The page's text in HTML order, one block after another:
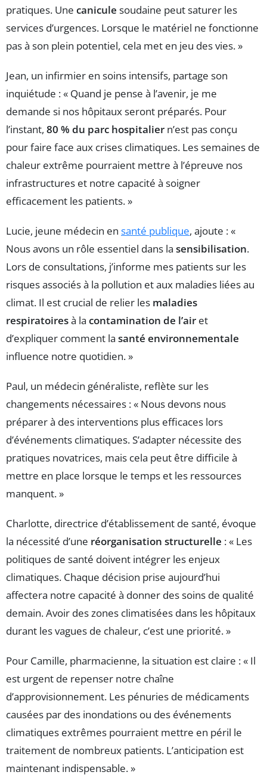
pratiques. Une canicule soudaine peut saturer les
services d’urgences. Lorsque le matériel ne fonctionne
pas à son plein potentiel, cela met en jeu des vies. »
Jean, un infirmier en soins intensifs, partage son
inquiétude : « Quand je pense à l’avenir, je me
demande si nos hôpitaux seront préparés. Pour
l’instant, 80 % du parc hospitalier n’est pas conçu
pour faire face aux crises climatiques. Les semaines de
chaleur extrême pourraient mettre à l’épreuve nos
infrastructures et notre capacité à soigner
efficacement les patients. »
Lucie, jeune médecin en santé publique, ajoute : «
Nous avons un rôle essentiel dans la sensibilisation.
Lors de consultations, j’informe mes patients sur les
risques associés à la pollution et aux maladies liées au
climat. Il est crucial de relier les maladies
respiratoiresà la contamination de l’air et
d’expliquer comment la santé environnementale
influence notre quotidien. »
Paul, un médecin généraliste, reflète sur les
changements nécessaires : « Nous devons nous
préparer à des interventions plus efficaces lors
d’événements climatiques. S’adapter nécessite des
pratiques novatrices, mais cela peut être difficile à
mettre en place lorsque le temps et les ressources
manquent. »
Charlotte, directrice d’établissement de santé, évoque
la nécessité d’une réorganisation structurelle : « Les
politiques de santé doivent intégrer les enjeux
climatiques. Chaque décision prise aujourd’hui
affectera notre capacité à donner des soins de qualité
demain. Avoir des zones climatisées dans les hôpitaux
durant les vagues de chaleur, c’est une priorité. »
Pour Camille, pharmacienne, la situation est claire : « Il
est urgent de repenser notre chaîne
d’approvisionnement. Les pénuries de médicaments
causées par des inondations ou des événements
climatiques extrêmes pourraient mettre en péril le
traitement de nombreux patients. L’anticipation est
maintenant indispensable. »